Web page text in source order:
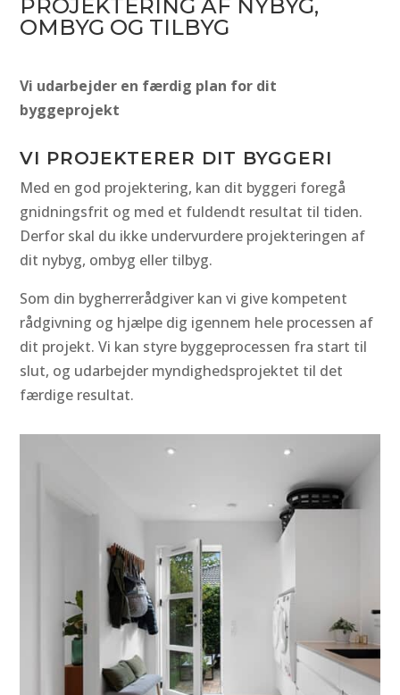
PROJEKTERING AF NYBYG,
OMBYG OG TILBYG
Vi udarbejder en færdig plan for dit
byggeprojekt
VI PROJEKTERER DIT BYGGERI
Med en god projektering, kan dit byggeri foregå
gnidningsfrit og med et fuldendt resultat til tiden.
Derfor skal du ikke undervurdere projekteringen af
dit nybyg, ombyg eller tilbyg.
Som din bygherrerådgiver kan vi give kompetent
rådgivning og hjælpe dig igennem hele processen af
dit projekt. Vi kan styre byggeprocessen fra start til
slut, og udarbejder myndighedsprojektet til det
færdige resultat.